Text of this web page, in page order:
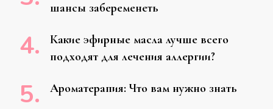
шансы забеременеть
Какие эфирные масла лучше всего
подходят для лечения аллергии?
Ароматерапия: Что вам нужно знать